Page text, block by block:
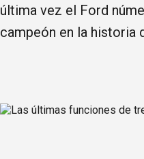
última vez el Ford
campeón en la historia